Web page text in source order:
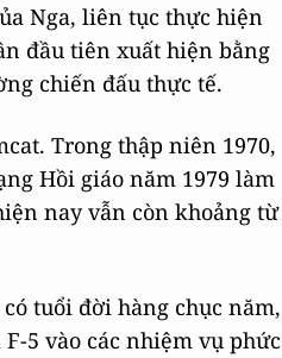
Nga, liên tục thực hiện
đầu tiên xuất hiện bằng
chiến đấu thực tế.
Trong thập niên 1970,
Hồi giáo năm 1979 làm
nay vẫn còn khoảng từ
tuổi đời hàng chục năm,
5 vào các nhiệm vụ phức